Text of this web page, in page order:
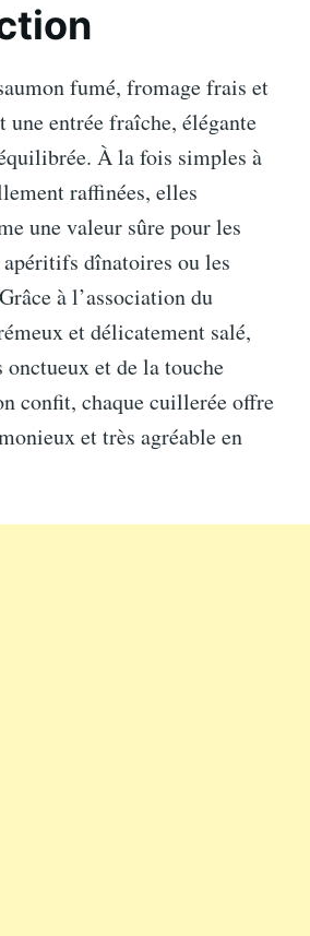
fumé, fromage frais et
entrée fraîche, élégante
À la fois simples à
raffinées, elles
une valeur sûre pour les
dînatoires ou les
à l’association du
et délicatement salé,
et de la touche
confit, chaque cuillerée offre
et très agréable en